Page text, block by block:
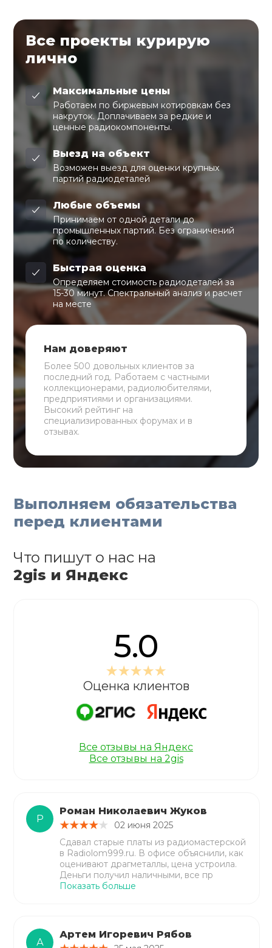
Все проекты курирую
лично
Максимальные цены
Работаем по биржевым котировкам без
накруток. Доплачиваем за редкие и
ценные радиокомпоненты.
Выезд на объект
Возможен выезд для оценки крупных
партий радиодеталей
Любые объемы
Принимаем от одной детали до
промышленных партий. Без ограничений
по количеству.
Быстрая оценка
Определяем стоимость радиодеталей за
15-30 минут. Спектральный анализ и расчет
на месте
Нам доверяют
Более 500 довольных клиентов за
последний год. Работаем с частными
коллекционерами, радиолюбителями,
предприятиями и организациями.
Высокий рейтинг на
специализированных форумах и в
отзывах.
Выполняем обязательства
перед клиентами
Р
Роман Николаевич Жуков
02 июня 2025
Сдавал старые платы из радиомастерской
в Radiolom999.ru. В офисе объяснили, как
оценивают драгметаллы, цена устроила.
Деньги получил наличными, все пр
Показать больше
А
Артем Игоревич Рябов
Что пишут о нас на
2gis и Яндекс
5.0
Оценка клиентов
Все отзывы на Яндекс
Все отзывы на 2gis